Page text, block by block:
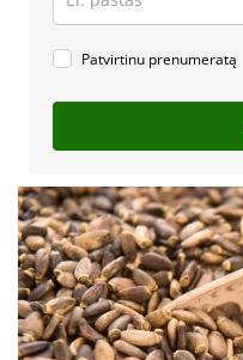
Patvirtinu prenumeratą